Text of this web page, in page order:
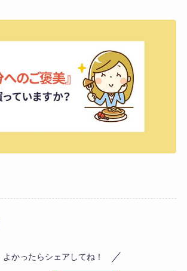
よかったらシェアしてね！